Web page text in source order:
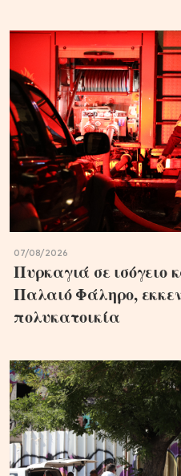
07/08/2026
Πυρκαγιά σε ισόγειο
Παλαιό Φάληρο,
πολυκατοικία